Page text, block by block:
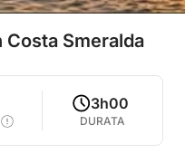
Smeralda
3h00
DURATA